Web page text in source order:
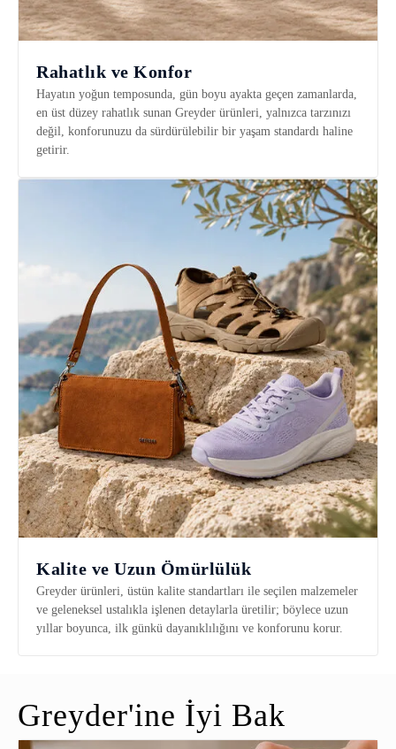
Rahatlık ve Konfor
Hayatın yoğun temposunda, gün boyu ayakta geçen zamanlarda,
en üst düzey rahatlık sunan Greyder ürünleri, yalnızca tarzınızı
değil, konforunuzu da sürdürülebilir bir yaşam standardı haline
getirir.
Kalite ve Uzun Ömürlülük
Greyder ürünleri, üstün kalite standartları ile seçilen malzemeler
ve geleneksel ustalıkla işlenen detaylarla üretilir; böylece uzun
yıllar boyunca, ilk günkü dayanıklılığını ve konforunu korur.
Greyder'ine İyi Bak